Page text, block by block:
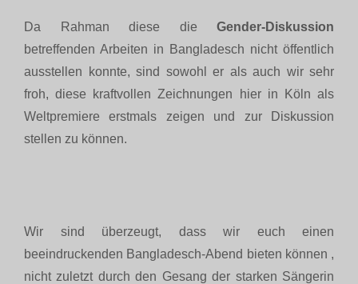
Da Rahman diese die Gender-Diskussion
betreffenden Arbeiten in Bangladesch nicht öffentlich
ausstellen konnte, sind sowohl er als auch wir sehr
froh, diese kraftvollen Zeichnungen hier in Köln als
Weltpremiere erstmals zeigen und zur Diskussion
stellen zu können.
Wir sind überzeugt, dass wir euch einen
beeindruckenden Bangladesch-Abend bieten können ,
nicht zuletzt durch den Gesang der starken Sängerin